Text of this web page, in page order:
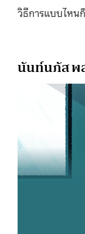
วิธีการแบบไหน
นันท์นภัส พ